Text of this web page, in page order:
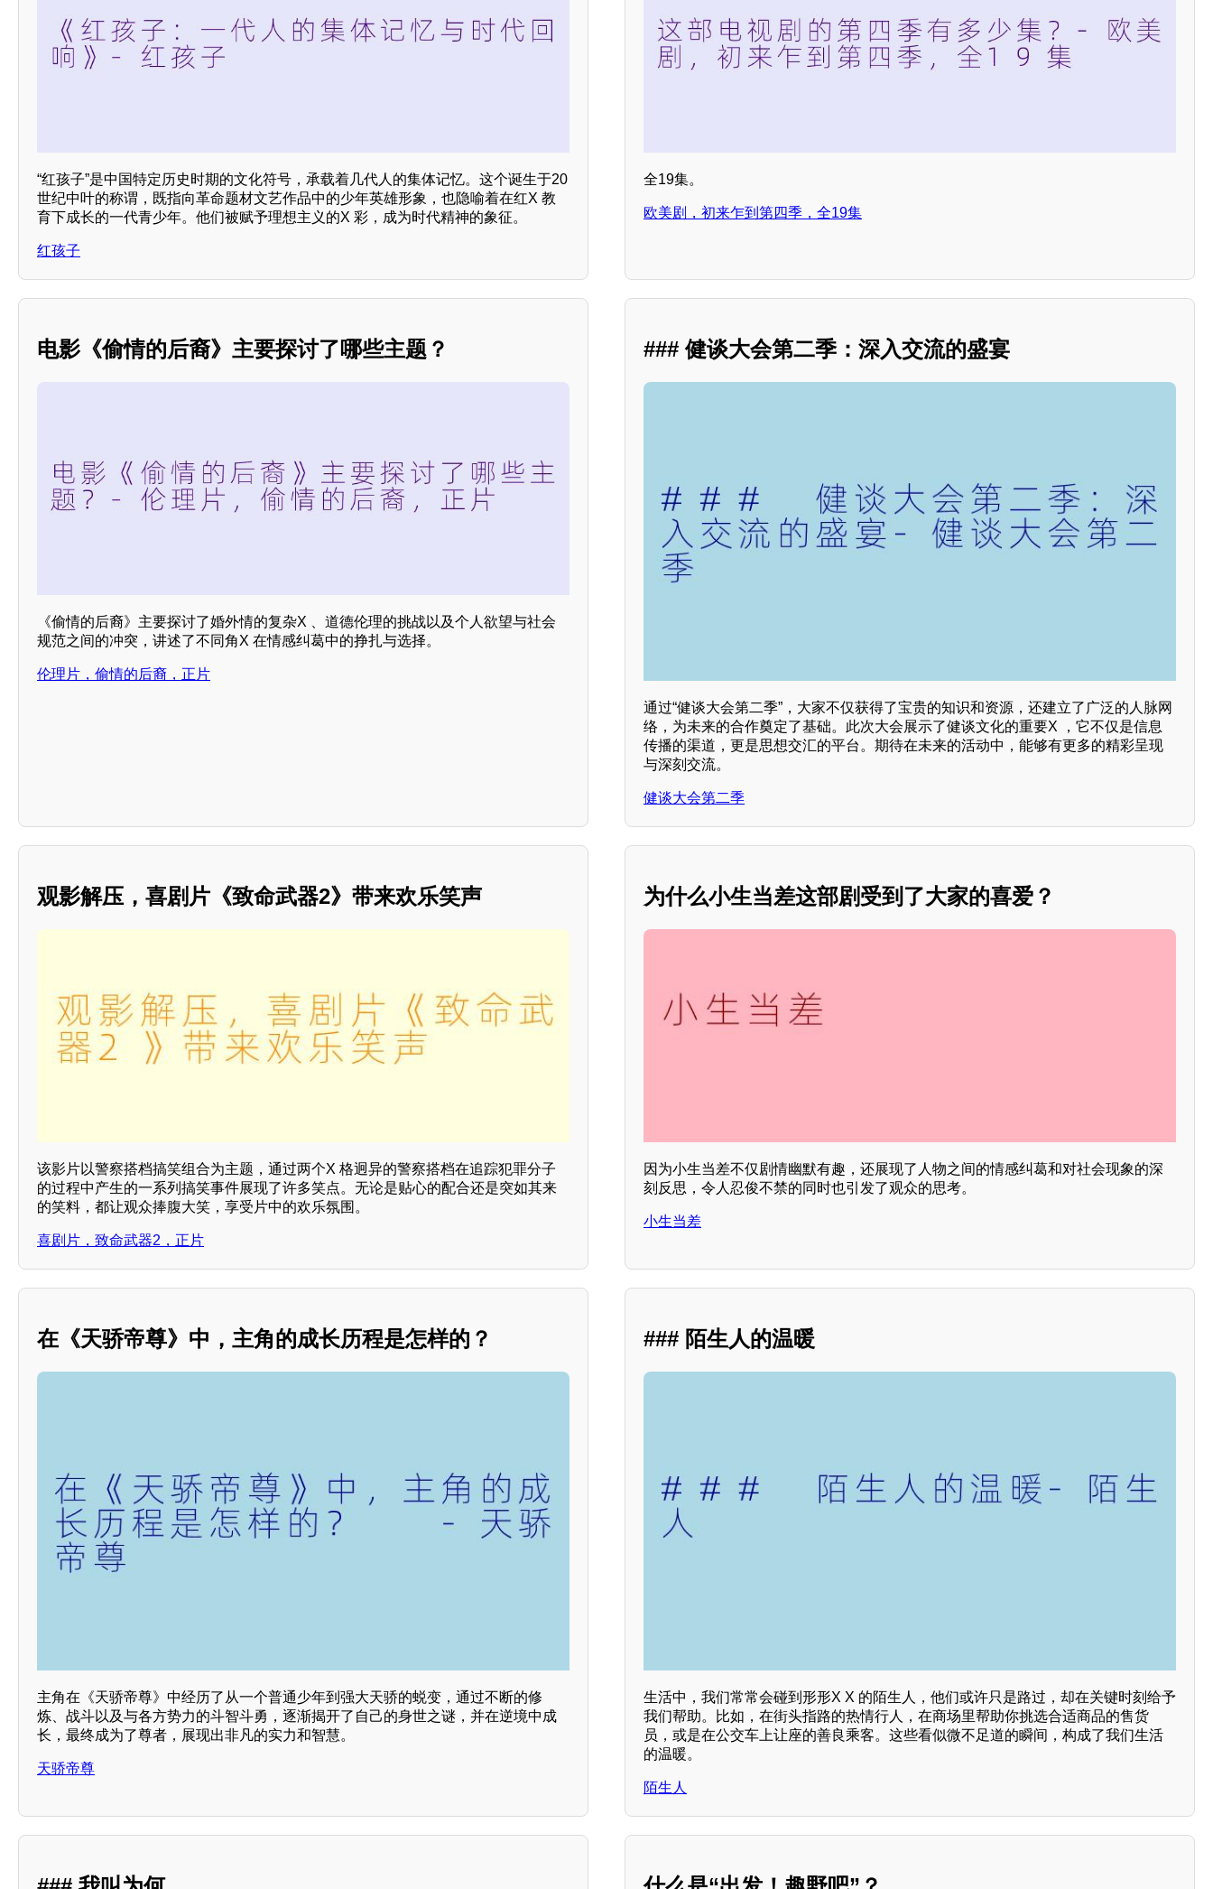
“红孩子”是中国特定历史时期的文化符号，承载着几代人的集体记忆。这个诞生于20
世纪中叶的称谓，既指向革命题材文艺作品中的少年英雄形象，也隐喻着在红X 教
育下成长的一代青少年。他们被赋予理想主义的X 彩，成为时代精神的象征。
红孩子
全19集。
欧美剧，初来乍到第四季，全19集
电影《偷情的后裔》主要探讨了哪些主题？
《偷情的后裔》主要探讨了婚外情的复杂X 、道德伦理的挑战以及个人欲望与社会
规范之间的冲突，讲述了不同角X 在情感纠葛中的挣扎与选择。
伦理片，偷情的后裔，正片
### 健谈大会第二季：深入交流的盛宴
通过“健谈大会第二季”，大家不仅获得了宝贵的知识和资源，还建立了广泛的人脉网
络，为未来的合作奠定了基础。此次大会展示了健谈文化的重要X ，它不仅是信息
传播的渠道，更是思想交汇的平台。期待在未来的活动中，能够有更多的精彩呈现
与深刻交流。
健谈大会第二季
观影解压，喜剧片《致命武器2》带来欢乐笑声
该影片以警察搭档搞笑组合为主题，通过两个X 格迥异的警察搭档在追踪犯罪分子
的过程中产生的一系列搞笑事件展现了许多笑点。无论是贴心的配合还是突如其来
的笑料，都让观众捧腹大笑，享受片中的欢乐氛围。
喜剧片，致命武器2，正片
为什么小生当差这部剧受到了大家的喜爱？
因为小生当差不仅剧情幽默有趣，还展现了人物之间的情感纠葛和对社会现象的深
刻反思，令人忍俊不禁的同时也引发了观众的思考。
小生当差
在《天骄帝尊》中，主角的成长历程是怎样的？
主角在《天骄帝尊》中经历了从一个普通少年到强大天骄的蜕变，通过不断的修
炼、战斗以及与各方势力的斗智斗勇，逐渐揭开了自己的身世之谜，并在逆境中成
长，最终成为了尊者，展现出非凡的实力和智慧。
天骄帝尊
### 陌生人的温暖
生活中，我们常常会碰到形形X X 的陌生人，他们或许只是路过，却在关键时刻给予
我们帮助。比如，在街头指路的热情行人，在商场里帮助你挑选合适商品的售货
员，或是在公交车上让座的善良乘客。这些看似微不足道的瞬间，构成了我们生活
的温暖。
陌生人